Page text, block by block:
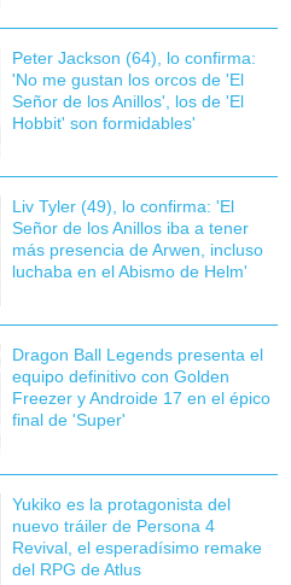
Peter Jackson (64), lo confirma:
'No me gustan los orcos de 'El
Señor de los Anillos', los de 'El
Hobbit' son formidables'
Liv Tyler (49), lo confirma: 'El
Señor de los Anillos iba a tener
más presencia de Arwen, incluso
luchaba en el Abismo de Helm'
Dragon Ball Legends presenta el
equipo definitivo con Golden
Freezer y Androide 17 en el épico
final de 'Super'
Yukiko es la protagonista del
nuevo tráiler de Persona 4
Revival, el esperadísimo remake
del RPG de Atlus